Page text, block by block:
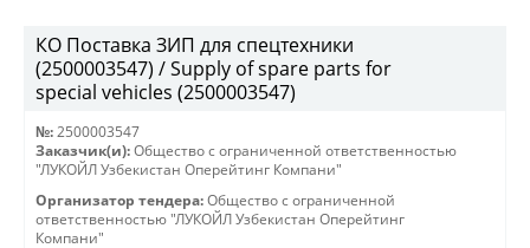
КО Поставка ЗИП для спецтехники
(2500003547) / Supply of spare parts for
special vehicles (2500003547)
№: 2500003547
Заказчик(и): Общество с ограниченной ответственностью
"ЛУКОЙЛ Узбекистан Оперейтинг Компани"
Организатор тендера: Общество с ограниченной
ответственностью "ЛУКОЙЛ Узбекистан Оперейтинг
Компани"